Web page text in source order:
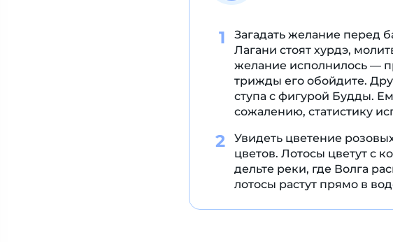
Загадать желание перед
Лагани стоят хурдэ,
желание исполнилось —
трижды его обойдите.
ступа с фигурой Будды.
сожалению, статистику
Увидеть цветение
цветов. Лотосы цветут с
дельте реки, где Волга
лотосы растут прямо в